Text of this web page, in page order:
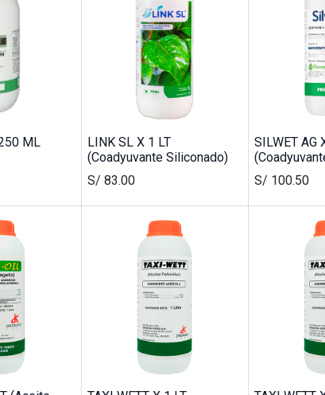
ML
LINK SL X 1 LT
(Coadyuvante Siliconado)
S/ 83.00
SILWET AG
S/ 100.50
de Pago
Yape y tarjetas
Comprobantes
Verifica tu
Consulta tus